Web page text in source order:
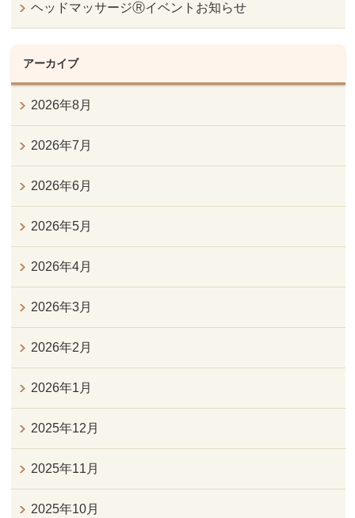
ヘッドマッサージⓇイベントお知らせ
アーカイブ
2026年8月
2026年7月
2026年6月
2026年5月
2026年4月
2026年3月
2026年2月
2026年1月
2025年12月
2025年11月
2025年10月